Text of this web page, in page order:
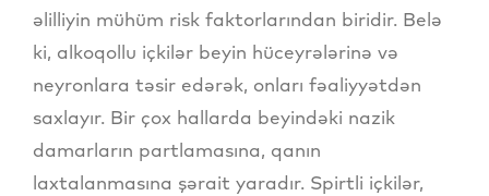
əlilliyin mühüm risk faktorlarından biridir. Belə
ki, alkoqollu içkilər beyin hüceyrələrinə və
neyronlara təsir edərək, onları fəaliyyətdən
saxlayır. Bir çox hallarda beyindəki nazik
damarların partlamasına, qanın
laxtalanmasına şərait yaradır. Spirtli içkilər,